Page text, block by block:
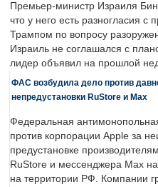
Премьер-министр Израиля
что у него есть разногласия
Трампом по вопросу
Израиль не соглашался с
лидер объявил на прошлой
ФАС возбудила дело против
непредустановки RuStore и Max
Федеральная
против корпорации Apple за
предустановке
RuStore и мессенджера Max
на территории РФ. Компании